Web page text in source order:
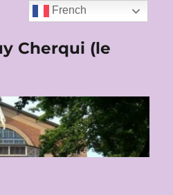
Cherqui (le
French